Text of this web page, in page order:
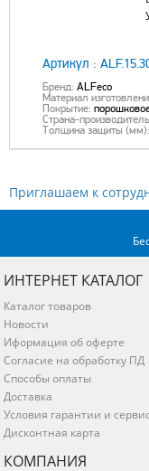
Артикул :
Бренд: ALFeco
Материал
Покрытие:
Страна-
Толщина защиты (мм):
Приглашаем к
ИНТЕРНЕТ КАТАЛОГ
Каталог товаров
Новости
Иформация об оферте
Согласие на обработку ПД
Способы оплаты
Доставка
Условия гарантии и
Дисконтная карта
КОМПАНИЯ